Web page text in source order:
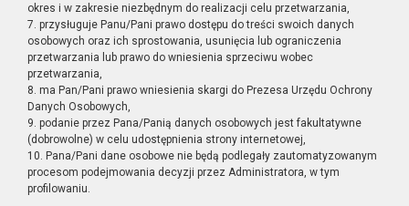
okres i w zakresie niezbędnym do realizacji celu przetwarzania,
7. przysługuje Panu/Pani prawo dostępu do treści swoich danych
osobowych oraz ich sprostowania, usunięcia lub ograniczenia
przetwarzania lub prawo do wniesienia sprzeciwu wobec
przetwarzania,
8. ma Pan/Pani prawo wniesienia skargi do Prezesa Urzędu Ochrony
Danych Osobowych,
9. podanie przez Pana/Panią danych osobowych jest fakultatywne
(dobrowolne) w celu udostępnienia strony internetowej,
10. Pana/Pani dane osobowe nie będą podlegały zautomatyzowanym
procesom podejmowania decyzji przez Administratora, w tym
profilowaniu.